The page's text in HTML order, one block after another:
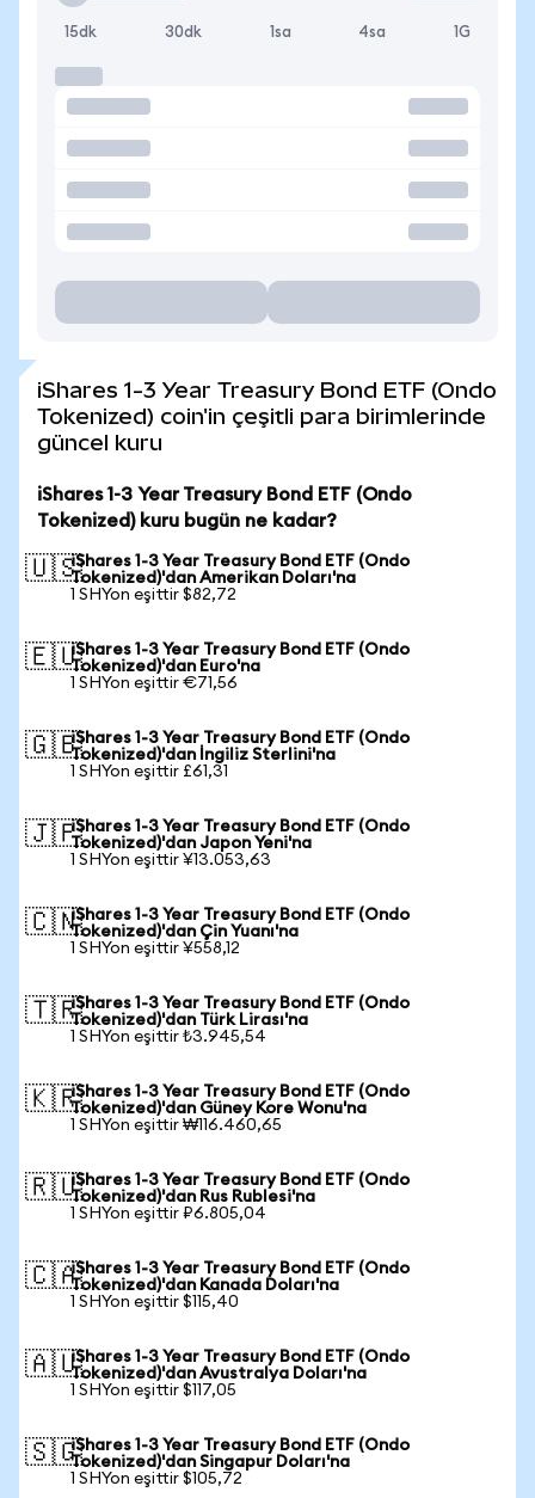
15dk 30dk 1sa 4sa 1G
iShares 1-3 Year Treasury Bond ETF (Ondo
Tokenized) coin'in çeşitli para birimlerinde
güncel kuru
iShares 1-3 Year Treasury Bond ETF (Ondo
Tokenized) kuru bugün ne kadar?
🇺🇸iShares 1-3 Year Treasury Bond ETF (Ondo
Tokenized)'dan Amerikan Doları'na
1 SHYon eşittir $82,72
🇪🇺iShares 1-3 Year Treasury Bond ETF (Ondo
Tokenized)'dan Euro'na
1 SHYon eşittir €71,56
🇬🇧iShares 1-3 Year Treasury Bond ETF (Ondo
Tokenized)'dan İngiliz Sterlini'na
1 SHYon eşittir £61,31
🇯🇵iShares 1-3 Year Treasury Bond ETF (Ondo
Tokenized)'dan Japon Yeni'na
1 SHYon eşittir ¥13.053,63
🇨🇳iShares 1-3 Year Treasury Bond ETF (Ondo
Tokenized)'dan Çin Yuanı'na
1 SHYon eşittir ¥558,12
🇹🇷iShares 1-3 Year Treasury Bond ETF (Ondo
Tokenized)'dan Türk Lirası'na
1 SHYon eşittir ₺3.945,54
🇰🇷iShares 1-3 Year Treasury Bond ETF (Ondo
Tokenized)'dan Güney Kore Wonu'na
1 SHYon eşittir ₩116.460,65
🇷🇺iShares 1-3 Year Treasury Bond ETF (Ondo
Tokenized)'dan Rus Rublesi'na
1 SHYon eşittir ₽6.805,04
🇨🇦iShares 1-3 Year Treasury Bond ETF (Ondo
Tokenized)'dan Kanada Doları'na
1 SHYon eşittir $115,40
🇦🇺iShares 1-3 Year Treasury Bond ETF (Ondo
Tokenized)'dan Avustralya Doları'na
1 SHYon eşittir $117,05
🇸🇬iShares 1-3 Year Treasury Bond ETF (Ondo
Tokenized)'dan Singapur Doları'na
1 SHYon eşittir $105,72